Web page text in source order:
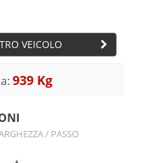
VEICOLO
939 Kg
/ PASSO